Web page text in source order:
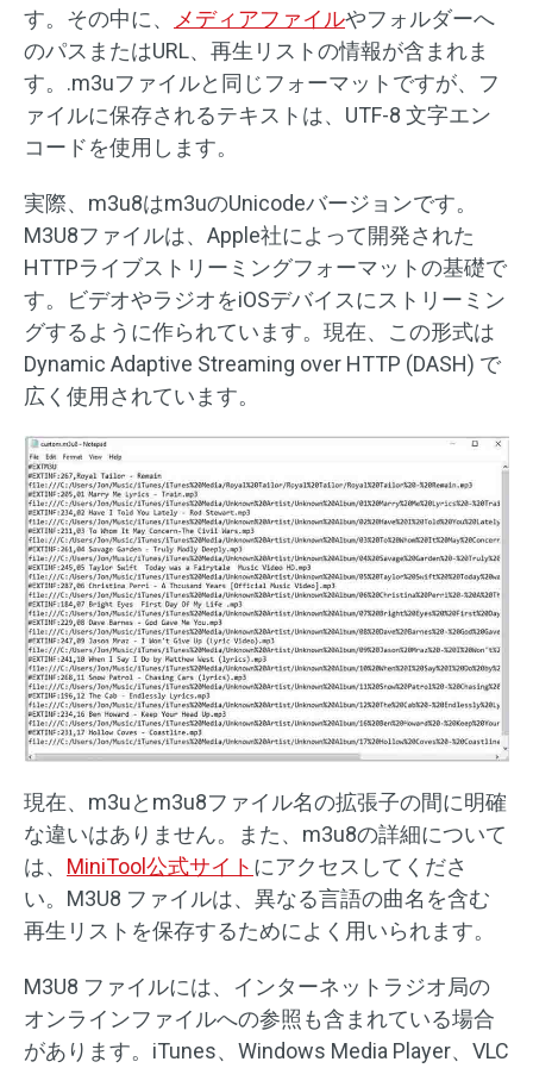
す。その中に、
メディアファイルやフォルダーへ
のパスまたはURL、再生リストの情報が含まれま
す。.m3uファイルと同じフォーマットですが、フ
ァイルに保存されるテキストは、UTF-8 文字エン
コードを使用します。
実際、m3u8はm3uのUnicodeバージョンです。
M3U8ファイルは、Apple社によって開発された
HTTPライブストリーミングフォーマットの基礎で
す。ビデオやラジオをiOSデバイスにストリーミン
グするように作られています。現在、この形式は
Dynamic Adaptive Streaming over HTTP (DASH) で
広く使用されています。
現在、m3uとm3u8ファイル名の拡張子の間に明確
な違いはありません。また、m3u8の詳細について
は、 MiniTool公式サイト にアクセスしてくださ
い。M3U8 ファイルは、異なる言語の曲名を含む
再生リストを保存するためによく用いられます。
M3U8 ファイルには、インターネットラジオ局の
オンラインファイルへの参照も含まれている場合
があります。iTunes、Windows Media Player、VLC